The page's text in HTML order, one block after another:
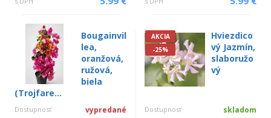
Bougainvil
lea,
oranžová,
ružová,
biela
(Trojfare...
Dostupnosť vypredané
AKCIA
-25%
Hviezdico
vý Jazmín,
slaboružo
vý
Dostupnosť skladom